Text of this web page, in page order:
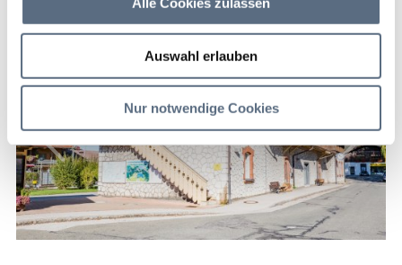
Auswahl erlauben
Nur notwendige Cookies